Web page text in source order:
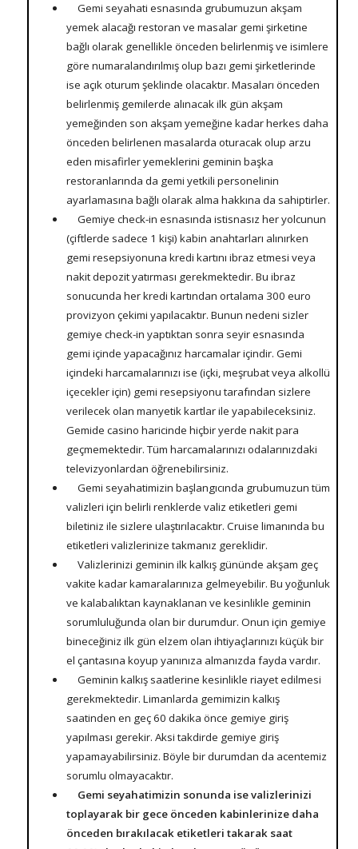
Gemi seyahati esnasında grubumuzun akşam
yemek alacağı restoran ve masalar gemi şirketine
bağlı olarak genellikle önceden belirlenmiş ve isimlere
göre numaralandırılmış olup bazı gemi şirketlerinde
ise açık oturum şeklinde olacaktır. Masaları önceden
belirlenmiş gemilerde alınacak ilk gün akşam
yemeğinden son akşam yemeğine kadar herkes daha
önceden belirlenen masalarda oturacak olup arzu
eden misafirler yemeklerini geminin başka
restoranlarında da gemi yetkili personelinin
ayarlamasına bağlı olarak alma hakkına da sahiptirler.
Gemiye check-in esnasında istisnasız her yolcunun
(çiftlerde sadece 1 kişi) kabin anahtarları alınırken
gemi resepsiyonuna kredi kartını ibraz etmesi veya
nakit depozit yatırması gerekmektedir. Bu ibraz
sonucunda her kredi kartından ortalama 300 euro
provizyon çekimi yapılacaktır. Bunun nedeni sizler
gemiye check-in yaptıktan sonra seyir esnasında
gemi içinde yapacağınız harcamalar içindir. Gemi
içindeki harcamalarınızı ise (içki, meşrubat veya alkollü
içecekler için) gemi resepsiyonu tarafından sizlere
verilecek olan manyetik kartlar ile yapabileceksiniz.
Gemide casino haricinde hiçbir yerde nakit para
geçmemektedir. Tüm harcamalarınızı odalarınızdaki
televizyonlardan öğrenebilirsiniz.
Gemi seyahatimizin başlangıcında grubumuzun tüm
valizleri için belirli renklerde valiz etiketleri gemi
biletiniz ile sizlere ulaştırılacaktır. Cruise limanında bu
etiketleri valizlerinize takmanız gereklidir.
Valizlerinizi geminin ilk kalkış gününde akşam geç
vakite kadar kamaralarınıza gelmeyebilir. Bu yoğunluk
ve kalabalıktan kaynaklanan ve kesinlikle geminin
sorumluluğunda olan bir durumdur. Onun için gemiye
bineceğiniz ilk gün elzem olan ihtiyaçlarınızı küçük bir
el çantasına koyup yanınıza almanızda fayda vardır.
Geminin kalkış saatlerine kesinlikle riayet edilmesi
gerekmektedir. Limanlarda gemimizin kalkış
saatinden en geç 60 dakika önce gemiye giriş
yapılması gerekir. Aksi takdirde gemiye giriş
yapamayabilirsiniz. Böyle bir durumdan da acentemiz
sorumlu olmayacaktır.
Gemi seyahatimizin sonunda ise valizlerinizi
toplayarak bir gece önceden kabinlerinize daha
önceden bırakılacak etiketleri takarak saat